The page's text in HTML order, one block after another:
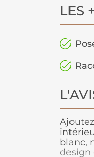
LES
blanc,
design